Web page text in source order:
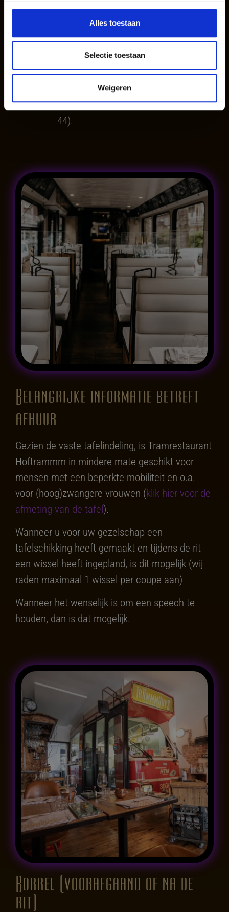
Alles toestaan
Selectie toestaan
Weigeren
Voor het afhuren van
de gehele tram is het
totaalbedrag €4.818,-
ongeacht met
hoeveel gasten u
komt dineren, met
een maximum van
44).
Belangrijke informatie betreft
afhuur
Gezien de vaste tafelindeling, is Tramrestaurant
Hoftrammm in mindere mate geschikt voor
mensen met een beperkte mobiliteit en o.a.
voor (hoog)zwangere vrouwen (klik hier voor de
afmeting van de tafel ).
Wanneer u voor uw gezelschap een
tafelschikking heeft gemaakt en tijdens de rit
een wissel heeft ingepland, is dit mogelijk (wij
raden maximaal 1 wissel per coupe aan)
Wanneer het wenselijk is om een speech te
houden, dan is dat mogelijk.
Borrel (voorafgaand of na de
rit)